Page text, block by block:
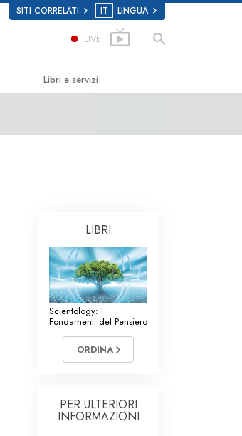
SITI CORRELATI IT LINGUA
LIVE
Libri e servizi
LIBRI
Scientology: I
Fondamenti del Pensiero
ORDINA
PER ULTERIORI
INFORMAZIONI